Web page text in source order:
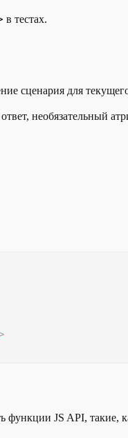
в тестах.
сценария для
необязательный
функции JS API, такие,